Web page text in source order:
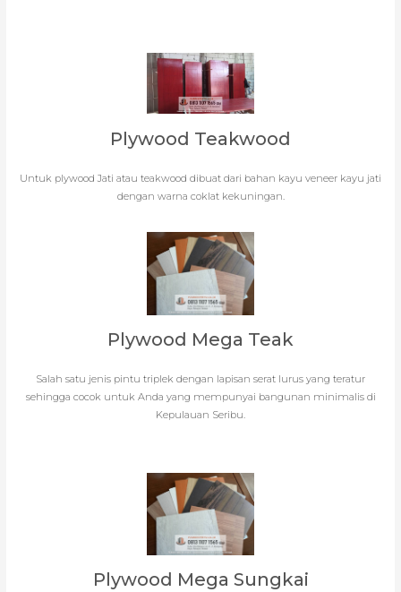
Plywood Teakwood
Untuk plywood Jati atau teakwood dibuat dari bahan kayu veneer kayu jati
dengan warna coklat kekuningan.
Plywood Mega Teak
Salah satu jenis pintu triplek dengan lapisan serat lurus yang teratur
sehingga cocok untuk Anda yang mempunyai bangunan minimalis di
Kepulauan Seribu.
Plywood Mega Sungkai